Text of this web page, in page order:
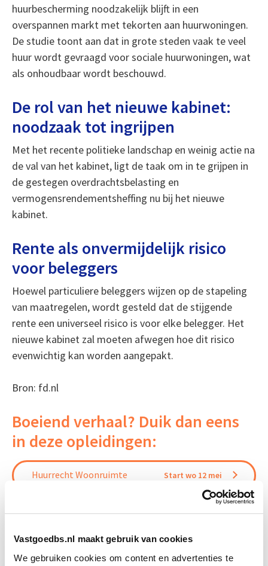
Vastgoedbs.nl maakt gebruik van cookies
We gebruiken cookies om content en advertenties te
huurbescherming noodzakelijk blijft in een
overspannen markt met tekorten aan huurwoningen.
De studie toont aan dat in grote steden vaak te veel
huur wordt gevraagd voor sociale huurwoningen, wat
als onhoudbaar wordt beschouwd.
De rol van het nieuwe kabinet:
noodzaak tot ingrijpen
Met het recente politieke landschap en weinig actie na
de val van het kabinet, ligt de taak om in te grijpen in
de gestegen overdrachtsbelasting en
vermogensrendementsheffing nu bij het nieuwe
kabinet.
Rente als onvermijdelijk risico
voor beleggers
Hoewel particuliere beleggers wijzen op de stapeling
van maatregelen, wordt gesteld dat de stijgende
rente een universeel risico is voor elke belegger. Het
nieuwe kabinet zal moeten afwegen hoe dit risico
evenwichtig kan worden aangepakt.
Bron: fd.nl
Boeiend verhaal? Duik dan eens
in deze opleidingen:
Huurrecht Woonruimte Start wo 12 mei
Vastgoedrecht Start wo 10 mrt